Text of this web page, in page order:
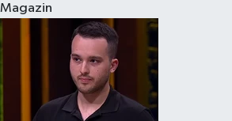
Magazin
Kim kimdir?
Kültür Sanat
Sağlık